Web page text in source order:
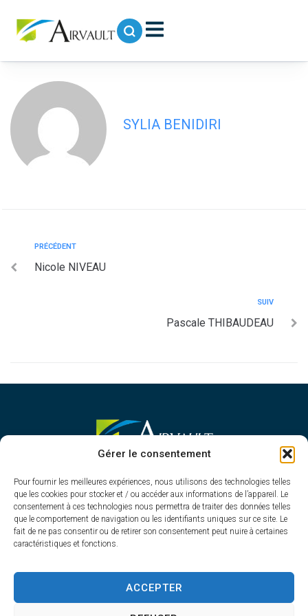
Gérer le consentement
Pour fournir les meilleures expériences, nous utilisons des technologies telles
que les cookies pour stocker et / ou accéder aux informations de l’appareil. Le
consentement à ces technologies nous permettra de traiter des données telles
que le comportement de navigation ou les identifiants uniques sur ce site. Le
fait de ne pas consentir ou de retirer son consentement peut nuire à certaines
caractéristiques et fonctions.
ACCEPTER
Patrice BECUE
SYLIA BENIDIRI
PRÉCÉDENT
Nicole NIVEAU
SUIV
Pascale THIBAUDEAU
MAIRIE D'AIRVAULT
1 Rue Constant Balquet,
79600 Airvault
05 49 64 70 13
Contacter la mairie
Du lundi au vendredi
de 8h30 à 12h30 et de 13h45 à 17h30